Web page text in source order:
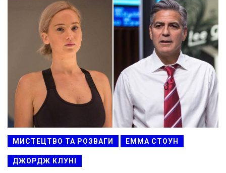
МИСТЕЦТВО ТА РОЗВАГИ ЕММА СТОУН
ДЖОРДЖ КЛУНІ